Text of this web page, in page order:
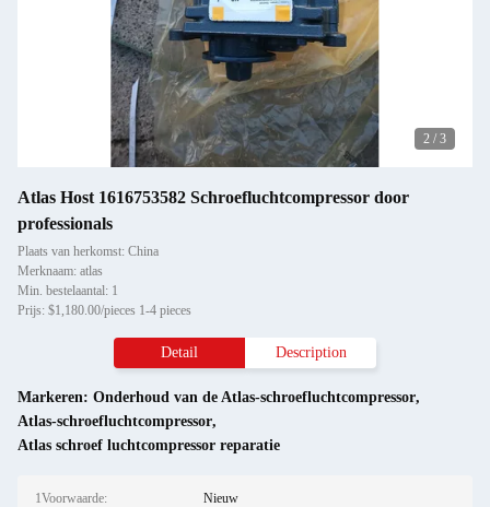
2 / 3
Atlas Host 1616753582 Schroefluchtcompressor door
professionals
Plaats van herkomst: China
Merknaam: atlas
Min. bestelaantal: 1
Prijs: $1,180.00/pieces 1-4 pieces
Detail Description
Markeren: Onderhoud van de Atlas-schroefluchtcompressor,
Atlas-schroefluchtcompressor,
Atlas schroef luchtcompressor reparatie
1Voorwaarde: Nieuw